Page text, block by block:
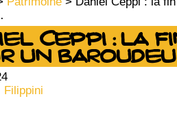
Ceppi : la
un
Filippini